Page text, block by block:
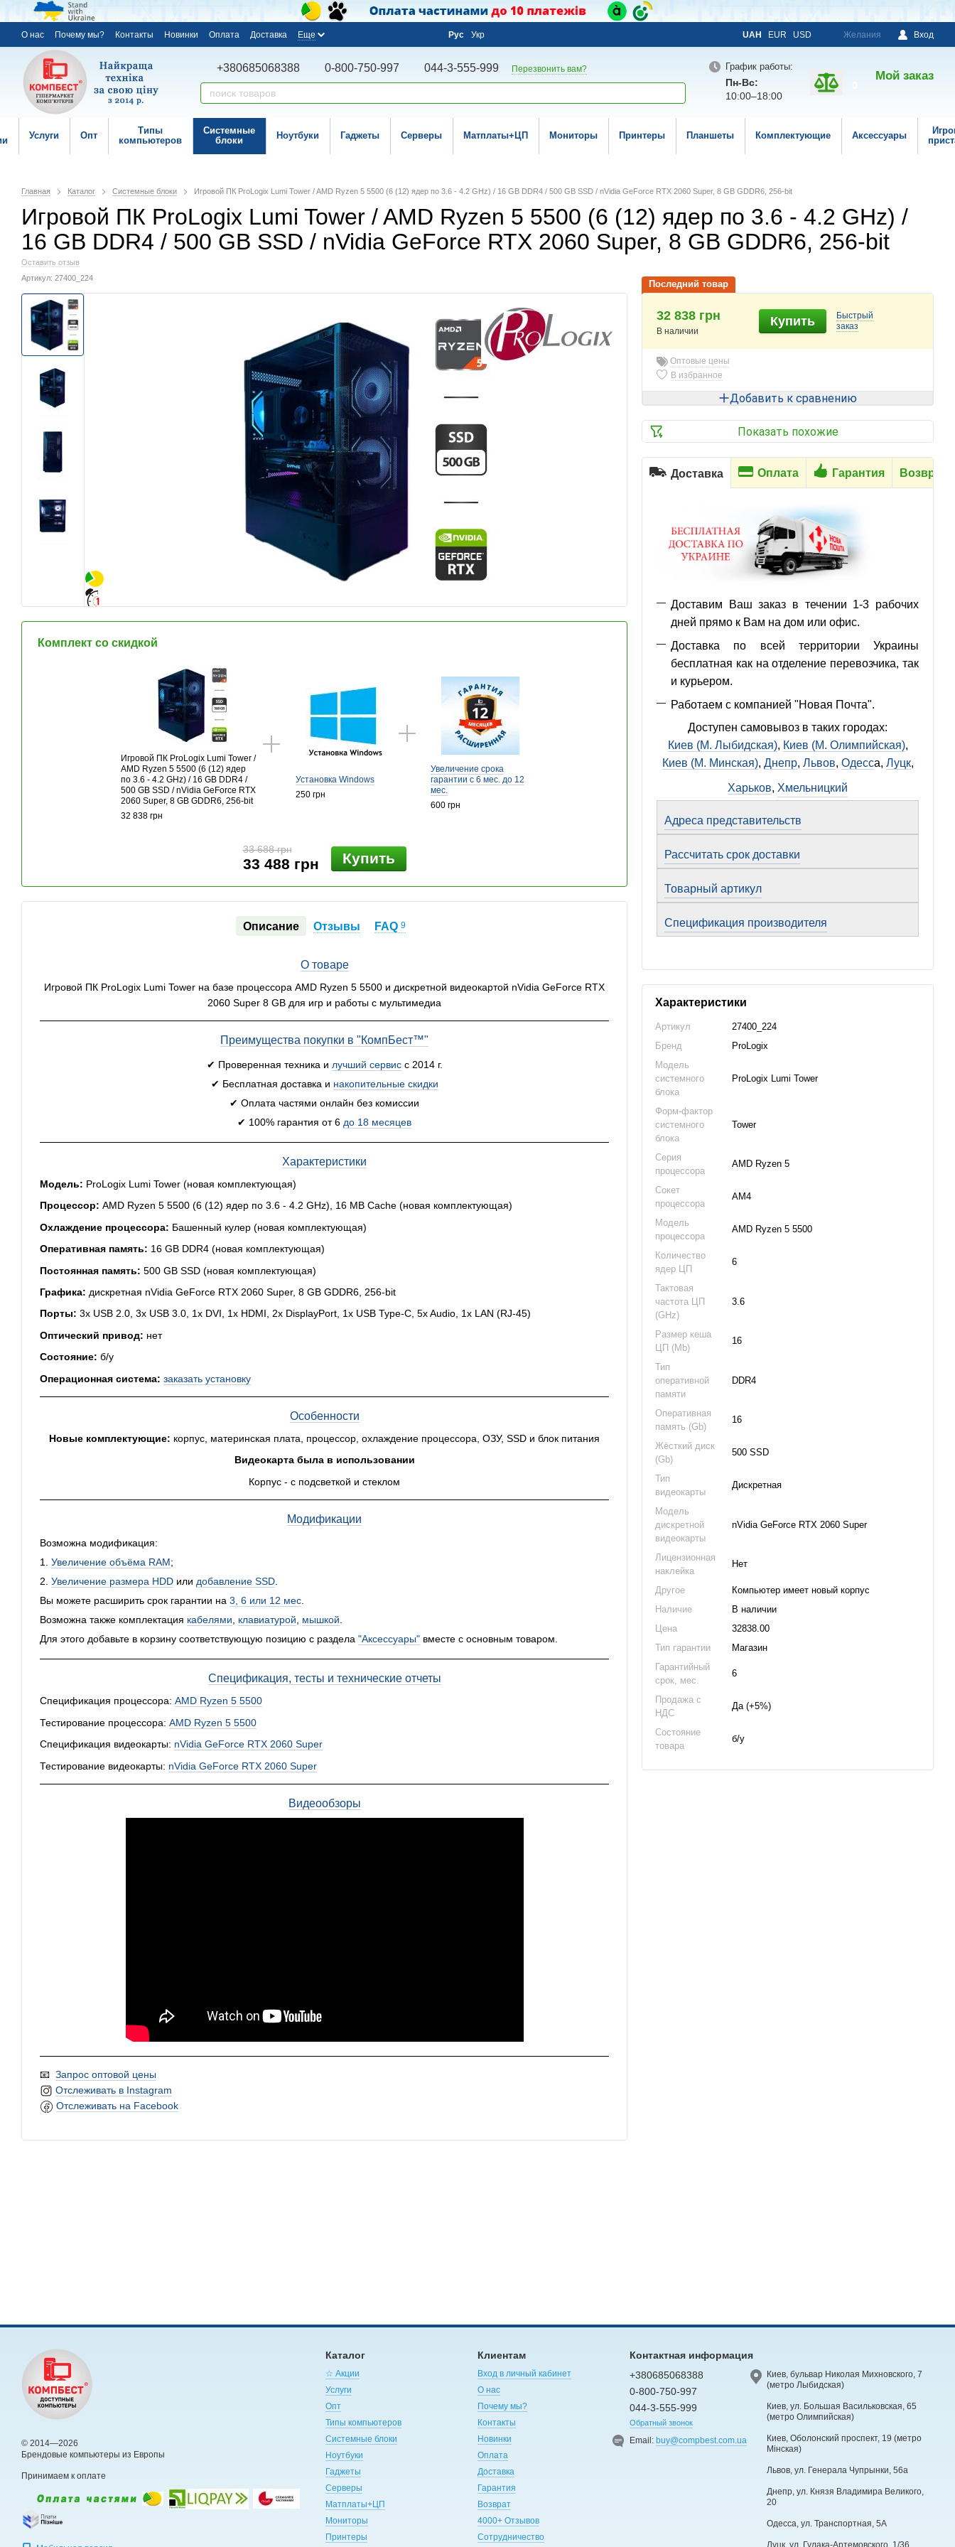
О нас Почему мы? Контакты Новинки Оплата Доставка Еще Рус Укр UAH EUR USD Желания Вход
+380685068388 0-800-750-997 044-3-555-999 Перезвонить вам? График работы:
Пн-Вс:
10:00–18:00
Мой заказ
Услуги Опт
Типы
компьютеров
Системные
блоки
Ноутбуки Гаджеты Серверы Матплаты+ЦП Мониторы Принтеры Планшеты Комплектующие Аксессуары
Главная Каталог Системные блоки Игровой ПК ProLogix Lumi Tower / AMD Ryzen 5 5500 (6 (12) ядер по 3.6 - 4.2 GHz) / 16 GB DDR4 / 500 GB SSD / nVidia GeForce RTX 2060 Super, 8 GB GDDR6, 256-bit
Игровой ПК ProLogix Lumi Tower / AMD Ryzen 5 5500 (6 (12) ядер по 3.6 - 4.2 GHz) /
16 GB DDR4 / 500 GB SSD / nVidia GeForce RTX 2060 Super, 8 GB GDDR6, 256-bit
Оставить отзыв
Артикул: 27400_224
Комплект со скидкой
Игровой ПК ProLogix Lumi Tower /
AMD Ryzen 5 5500 (6 (12) ядер
по 3.6 - 4.2 GHz) / 16 GB DDR4 /
500 GB SSD / nVidia GeForce RTX
2060 Super, 8 GB GDDR6, 256-bit
32 838 грн
Установка Windows
250 грн
Увеличение срока
гарантии с 6 мес. до 12
мес.
600 грн
33 688 грн
33 488 грн Купить
Описание Отзывы FAQ9
О товаре
Игровой ПК ProLogix Lumi Tower на базе процессора AMD Ryzen 5 5500 и дискретной видеокартой nVidia GeForce RTX
2060 Super 8 GB для игр и работы с мультимедиа
Преимущества покупки в "КомпБест™"
✔ Проверенная техника и лучший сервисс 2014 г.
✔ Бесплатная доставка и накопительные скидки
✔ Оплата частями онлайн без комиссии
✔ 100% гарантия от 6 до 18 месяцев
Характеристики
Модель: ProLogix Lumi Tower (новая комплектующая)
Процессор: AMD Ryzen 5 5500 (6 (12) ядер по 3.6 - 4.2 GHz), 16 MB Cache (новая комплектующая)
Охлаждение процессора: Башенный кулер (новая комплектующая)
Оперативная память: 16 GB DDR4 (новая комплектующая)
Постоянная память: 500 GB SSD (новая комплектующая)
Графика: дискретная nVidia GeForce RTX 2060 Super, 8 GB GDDR6, 256-bit
Порты: 3x USB 2.0, 3x USB 3.0, 1x DVI, 1x HDMI, 2x DisplayPort, 1x USB Type-C, 5x Audio, 1x LAN (RJ-45)
Оптический привод: нет
Состояние: б/у
Операционная система: заказать установку
Особенности
Новые комплектующие: корпус, материнская плата, процессор, охлаждение процессора, ОЗУ, SSD и блок питания
Видеокарта была в использовании
Корпус - с подсветкой и стеклом
Модификации
Возможна модификация:
1. Увеличение объёма RAM;
2. Увеличение размера HDD или добавление SSD
Вы можете расширить срок гарантии на 3, 6 или 12 мес
Возможна также комплектация кабелями клавиатурой мышкой
Для этого добавьте в корзину соответствующую позицию с раздела "Аксессуары" вместе с основным товаром.
Спецификация, тесты и технические отчеты
Спецификация процессора: AMD Ryzen 5 5500
Тестирование процессора: AMD Ryzen 5 5500
Спецификация видеокарты: nVidia GeForce RTX 2060 Super
Тестирование видеокарты: nVidia GeForce RTX 2060 Super
Видеообзоры
📧 Запрос оптовой цены
Отслеживать в Instagram
Отслеживать на Facebook
32 838 грн
В наличии
Купить
Быстрый
заказ
Оптовые цены
В избранное
Последний товар
Добавить к сравнению
Показать похожие
Доставка Оплата Гарантия Возврат
Доставим Ваш заказ в течении 1-3 рабочих
дней прямо к Вам на дом или офис.
Доставка по всей территории Украины
бесплатная как на отделение перевозчика, так
и курьером.
Работаем с компанией "Новая Почта".
Доступен самовывоз в таких городах:
Киев (М. Лыбидская), Киев (М. Олимпийская),
Киев (М. Минская), Днепр, Львов, Одесса, Луцк,
Харьков, Хмельницкий
Адреса представительств
Рассчитать срок доставки
Товарный артикул
Спецификация производителя
Характеристики
Артикул
27400_224
Бренд
ProLogix
Модель
системного
блока
ProLogix Lumi Tower
Форм-фактор
системного
блока
Tower
Серия
процессора
AMD Ryzen 5
Сокет
процессора
AM4
Модель
процессора
AMD Ryzen 5 5500
Количество
ядер ЦП
6
Тактовая
частота ЦП
(GHz)
3.6
Размер кеша
ЦП (Mb)
16
Тип
оперативной
памяти
DDR4
Оперативная
память (Gb)
16
Жёсткий диск
(Gb)
500 SSD
Тип
видеокарты
Дискретная
Модель
дискретной
видеокарты
nVidia GeForce RTX 2060 Super
Лицензионная
наклейка
Нет
Другое
Компьютер имеет новый корпус
Наличие
В наличии
Цена
32838.00
Тип гарантии
Магазин
Гарантийный
срок, мес.
6
Продажа с
НДС
Да (+5%)
Состояние
товара
б/у
© 2014—2026
Брендовые компьютеры из Европы
Принимаем к оплате
Каталог
☆ Акции
Услуги
Опт
Типы компьютеров
Системные блоки
Ноутбуки
Гаджеты
Серверы
Матплаты+ЦП
Мониторы
Принтеры
Клиентам
Вход в личный кабинет
О нас
Почему мы?
Контакты
Новинки
Оплата
Доставка
Гарантия
Возврат
4000+ Отзывов
Сотрудничество
Контактная информация
+380685068388
0-800-750-997
044-3-555-999
Обратный звонок
Email:buy@compbest.com.ua
Киев, бульвар Николая Михновского, 7
(метро Лыбидская)
Киев, ул. Большая Васильковская, 65
(метро Олимпийская)
Киев, Оболонский проспект, 19 (метро
Мінская)
Львов, ул. Генерала Чупрынки, 56а
Днепр, ул. Князя Владимира Великого,
20
Одесса, ул. Транспортная, 5А
Луцк, ул. Гулака-Артемовского, 1/36